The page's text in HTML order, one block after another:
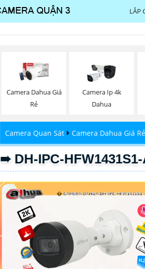
LẮP
Camera Dahua Giá
Rẻ
Camera Ip 4k
Dahua
Camera Quan Sát Camera Dahua Giá Rẻ
➠ DH-IPC-